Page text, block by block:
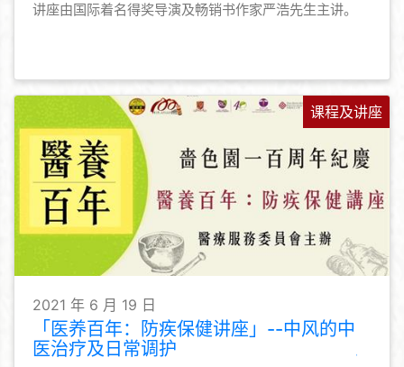
讲座由国际着名得奖导演及畅销书作家严浩先生主讲。
课程及讲座
2021 年 6 月 19 日
「医养百年：防疾保健讲座」--中风的中
医治疗及日常调护